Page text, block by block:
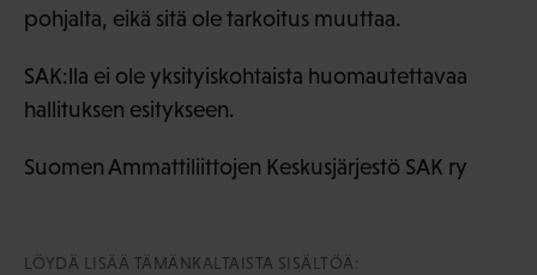
pohjalta, eikä sitä ole tarkoitus muuttaa.
SAK:lla ei ole yksityiskohtaista huomautettavaa
hallituksen esitykseen.
Suomen Ammattiliittojen Keskusjärjestö SAK ry
LÖYDÄ LISÄÄ TÄMÄNKALTAISTA SISÄLTÖÄ: